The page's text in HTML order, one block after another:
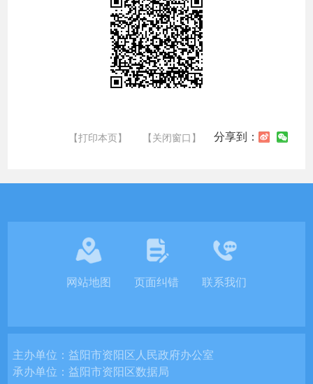
【打印本页】 【关闭窗口】 分享到：
网站地图 页面纠错 联系我们
主办单位：益阳市资阳区人民政府办公室
承办单位：益阳市资阳区数据局